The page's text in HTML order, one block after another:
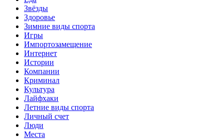
Звёзды
Здоровье
Зимние виды спорта
Игры
Импортозамещение
Интернет
Истории
Компании
Криминал
Культура
Лайфхаки
Летние виды спорта
Личный счет
Люди
Места